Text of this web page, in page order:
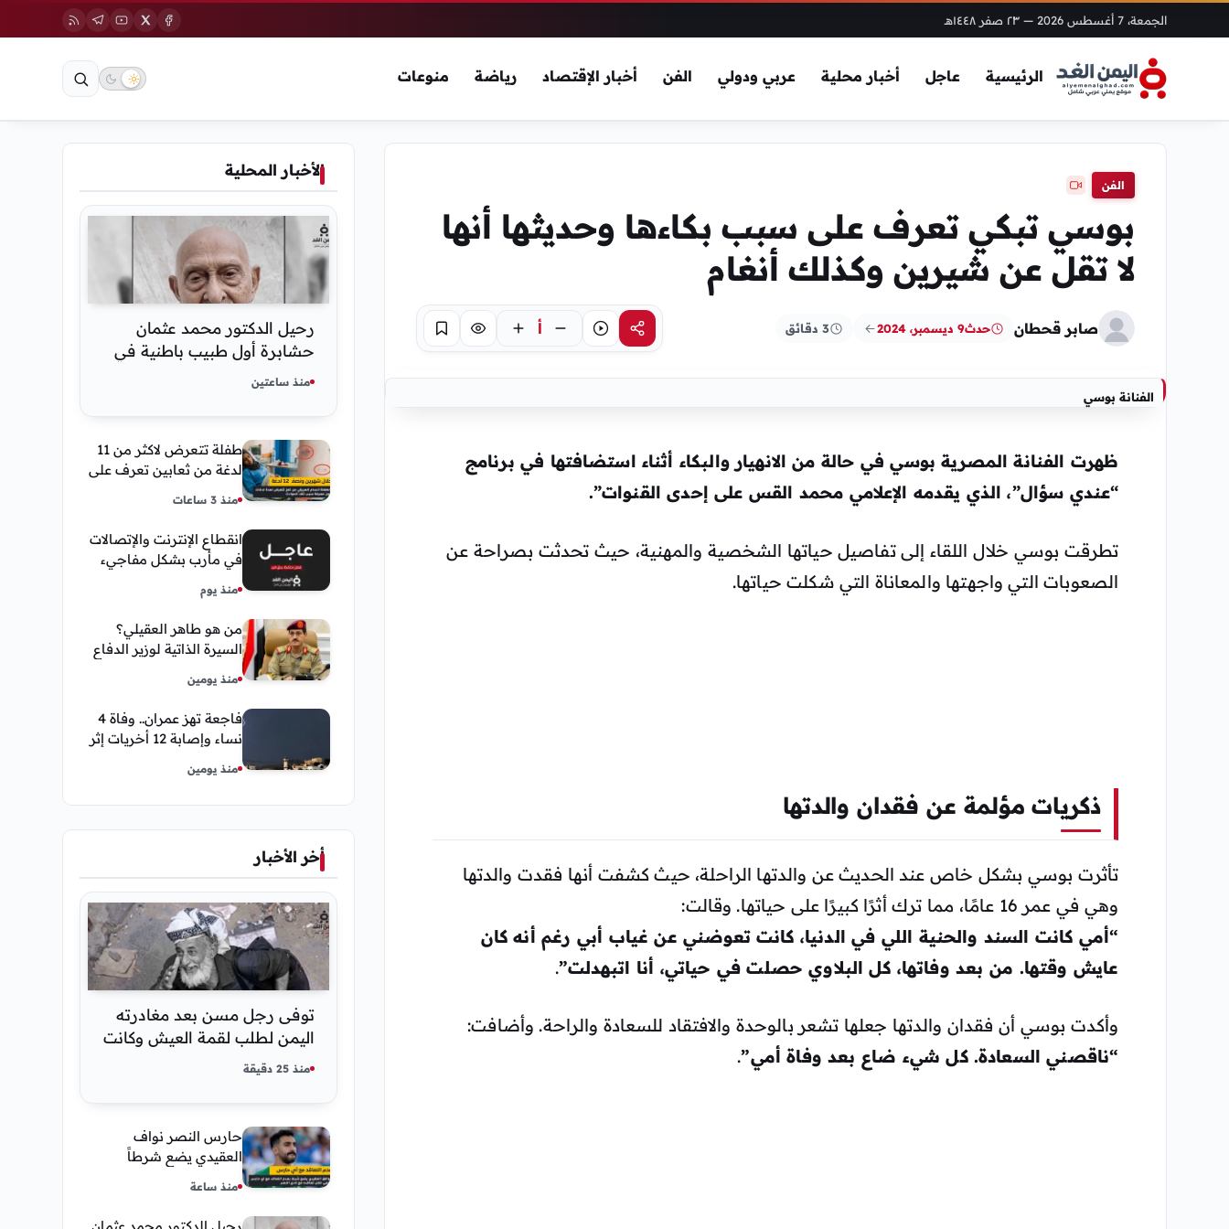
الجمعة، 7 أغسطس 2026 — ٢٣ صفر ١٤٤٨هـ
الرئيسية عاجل أخبار محلية عربي ودولي الفن أخبار الإقتصاد رياضة منوعات
الفن
بوسي تبكي تعرف على سبب بكاءها وحديثها أنها
لا تقل عن شيرين وكذلك أنغام
صابر قحطان حدث9 ديسمبر، 2024 3 دقائق مشاركةاستماع أ تركيز حفظ
الفنانة بوسي
ظهرت الفنانة المصرية بوسيفي حالة من الانهيار والبكاء أثناء استضافتها في برنامج
“عندي سؤال”، الذي يقدمه الإعلامي محمد القس على إحدى القنوات”.
تطرقت بوسي خلال اللقاء إلى تفاصيل حياتها الشخصية والمهنية، حيث تحدثت بصراحة عن
الصعوبات التي واجهتها والمعاناة التي شكلت حياتها.
ذكريات مؤلمة عن فقدان والدتها
تأثرت بوسي بشكل خاص عند الحديث عن والدتها الراحلة، حيث كشفت أنها فقدت والدتها
وهي في عمر 16 عامًا، مما ترك أثرًا كبيرًا على حياتها. وقالت:
“أمي كانت السند والحنية اللي في الدنيا، كانت تعوضني عن غياب أبي رغم أنه كان
عايش وقتها. من بعد وفاتها، كل البلاوي حصلت في حياتي، أنا اتبهدلت”.
وأكدت بوسي أن فقدان والدتها جعلها تشعر بالوحدة والافتقاد للسعادة والراحة. وأضافت:
“ناقصني السعادة. كل شيء ضاع بعد وفاة أمي”.
الأخبار المحلية
رحيل الدكتور محمد عثمان
حشابرة أول طبيب باطنية في
الحديدة
منذ ساعتين
طفلة تتعرض لاكثر من 11
لدغة من ثعابين تعرف على
العريقي
منذ 3 ساعات
انقطاع الإنترنت والإتصالات
في مأرب بشكل مفاجيء
منذ يوم
من هو طاهر العقيلي؟
السيرة الذاتية لوزير الدفاع
مناصبه
منذ يومين
فاجعة تهز عمران.. وفاة 4
نساء وإصابة 12 أخريات إثر
اجتماعية
منذ يومين
أخر الأخبار
توفى رجل مسن بعد مغادرته
اليمن لطلب لقمة العيش وكانت
أخر قبلة يقدمها لإبنته
منذ 25 دقيقة
حارس النصر نواف
العقيدي يضع شرطاً
النادي
منذ ساعة